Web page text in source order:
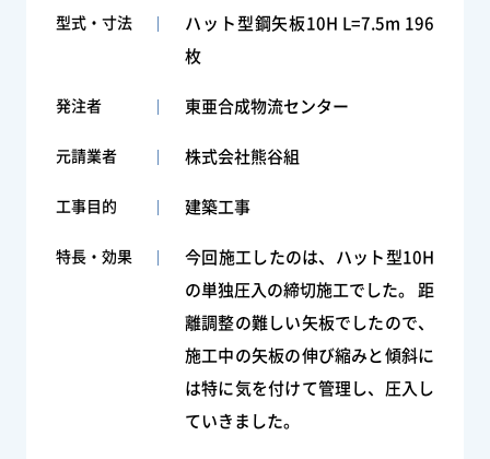
型式・寸法
ハット型鋼矢板10H L=7.5m 196
枚
発注者 東亜合成物流センター
元請業者 株式会社熊谷組
工事目的 建築工事
特長・効果
今回施工したのは、ハット型10H
の単独圧入の締切施工でした。 距
離調整の難しい矢板でしたので、
施工中の矢板の伸び縮みと傾斜に
は特に気を付けて管理し、圧入し
ていきました。